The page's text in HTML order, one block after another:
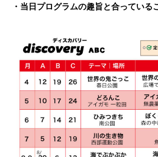
・当日プログラムの趣旨と合っている